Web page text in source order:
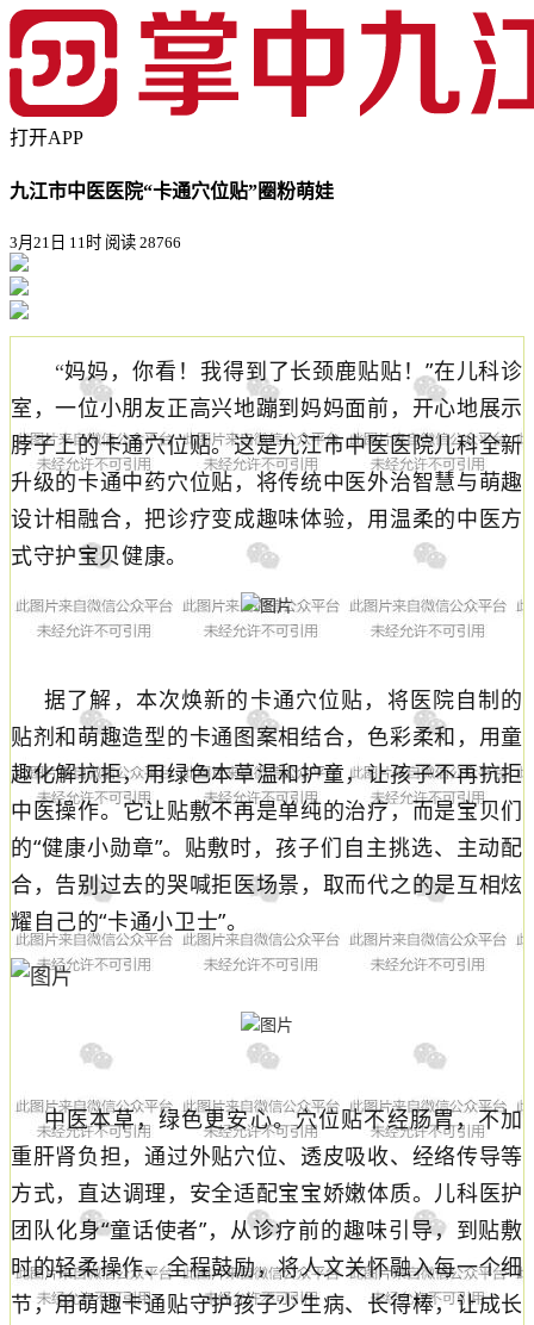
打开APP
九江市中医医院“卡通穴位贴”圈粉萌娃
3月21日 11时 阅读 28766
“妈妈，你看！我得到了长颈鹿贴贴！”在儿科诊
室，一位小朋友正高兴地蹦到妈妈面前，开心地展示
脖子上的卡通穴位贴。这是九江市中医医院儿科全新
升级的卡通中药穴位贴，将传统中医外治智慧与萌趣
设计相融合，把诊疗变成趣味体验，用温柔的中医方
式守护宝贝健康。
据了解，本次焕新的卡通穴位贴，将医院自制的
贴剂和萌趣造型的卡通图案相结合，色彩柔和，用童
趣化解抗拒，用绿色本草温和护童，让孩子不再抗拒
中医操作。它让贴敷不再是单纯的治疗，而是宝贝们
的“健康小勋章”。贴敷时，孩子们自主挑选、主动配
合，告别过去的哭喊拒医场景，取而代之的是互相炫
耀自己的“卡通小卫士”。
中医本草，绿色更安心。穴位贴不经肠胃，不加
重肝肾负担，通过外贴穴位、透皮吸收、 经络传导等
方式， 直达调理，安全适配宝宝娇嫩体质。儿科医护
团队化身“童话使者”，从诊疗前的趣味引导，到贴敷
时的轻柔操作、全程鼓励，将人文关怀融入每一个细
节，用萌趣卡通贴守护孩子少生病、长得棒，让成长